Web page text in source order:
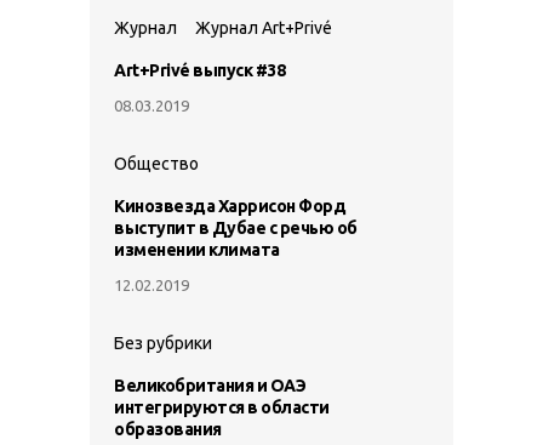
Журнал Журнал Art+Privé
Art+Privé выпуск #38
08.03.2019
Общество
Кинозвезда Харрисон Форд
выступит в Дубае с речью об
изменении климата
12.02.2019
Без рубрики
Великобритания и ОАЭ
интегрируются в области
образования